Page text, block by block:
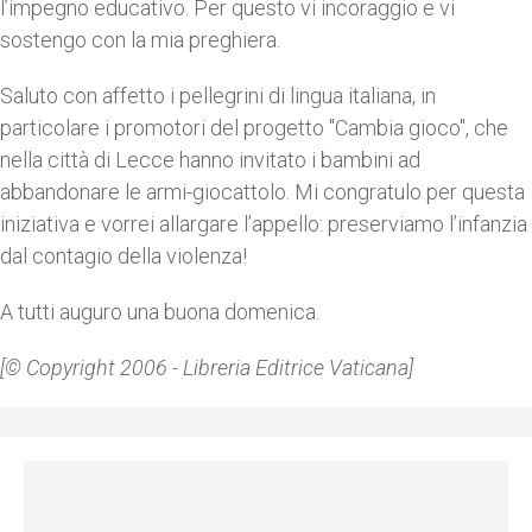
l’impegno educativo. Per questo vi incoraggio e vi
sostengo con la mia preghiera.
Saluto con affetto i pellegrini di lingua italiana, in
particolare i promotori del progetto "Cambia gioco", che
nella città di Lecce hanno invitato i bambini ad
abbandonare le armi-giocattolo. Mi congratulo per questa
iniziativa e vorrei allargare l’appello: preserviamo l’infanzia
dal contagio della violenza!
A tutti auguro una buona domenica.
[© Copyright 2006 - Libreria Editrice Vaticana]